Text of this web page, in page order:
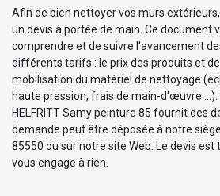
Afin de bien nettoyer vos murs
un devis à portée de main. Ce document
comprendre et de suivre l'avancement
différents tarifs : le prix des produits et
mobilisation du matériel de nettoyage
haute pression, frais de main-d'œuvre
HELFRITT Samy peinture 85 fournit des
demande peut être déposée à notre
85550 ou sur notre site Web. Le devis
vous engage à rien.